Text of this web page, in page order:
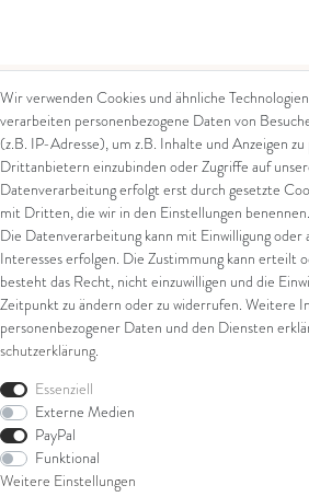
Kontakt
Kontaktformular
Arena in Arte GmbH
Marktgasse 2,
8600 Dübendorf
Tel: +41 44 821 60 40
E-Mail:info@goldschmiede-
arena.com
AGB
Wir verwenden Cookies und ähnliche
verarbeiten personenbezogene Daten von
(z.B. IP-Adresse), um z.B. Inhalte und Anzeigen
Drittanbietern einzubinden oder Zugriffe auf
Datenverarbeitung erfolgt erst durch gesetzte
mit Dritten, die wir in den Einstellungen benennen.
Die Datenverarbeitung kann mit Einwilligung
Interesses erfolgen. Die Zustimmung kann erteilt
besteht das Recht, nicht einzuwilligen und die
Zeitpunkt zu ändern oder zu widerrufen. Weitere
personenbezogener Daten und den Diensten
schutz­erklärung.
Essenziell
Externe Medien
PayPal
Funktional
Weitere Einstellungen